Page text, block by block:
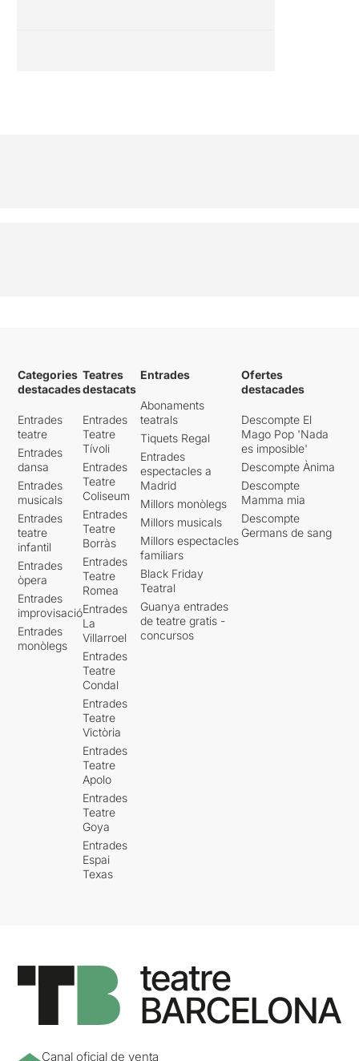
Categories
destacades
Entrades
teatre
Entrades
dansa
Entrades
musicals
Entrades
teatre
infantil
Entrades
òpera
Entrades
improvisació
Entrades
monòlegs
Teatres
destacats
Entrades
Teatre
Tívoli
Entrades
Teatre
Coliseum
Entrades
Teatre
Borràs
Entrades
Teatre
Romea
Entrades
La
Villarroel
Entrades
Teatre
Condal
Entrades
Teatre
Victòria
Entrades
Teatre
Apolo
Entrades
Teatre
Goya
Entrades
Espai
Texas
Entrades
Abonaments
teatrals
Tiquets Regal
Entrades
espectacles a
Madrid
Millors monòlegs
Millors musicals
Millors espectacles
familiars
Black Friday
Teatral
Guanya entrades
de teatre gratis -
concursos
Ofertes
destacades
Descompte El
Mago Pop 'Nada
es imposible'
Descompte Ànima
Descompte
Mamma mia
Descompte
Germans de sang
Canal oficial de venta